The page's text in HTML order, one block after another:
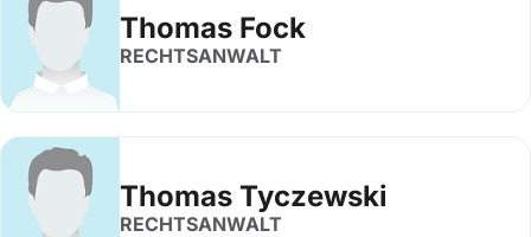
Thomas Fock
RECHTSANWALT
Thomas Tyczewski
RECHTSANWALT